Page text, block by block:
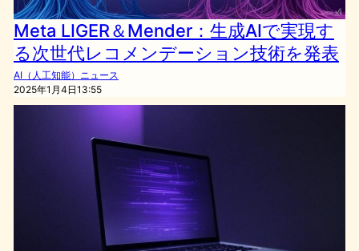
Meta LIGER＆Mender：生成AIで実現す
る次世代レコメンデーション技術を発表
AI（人工知能）ニュース
2025年1月4日13:55